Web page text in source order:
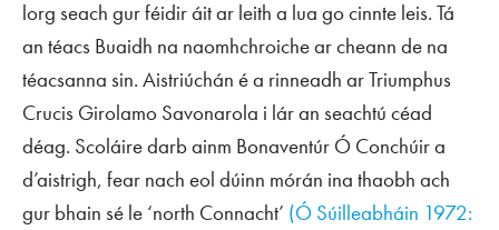
lorg seach gur féidir áit ar leith a lua go cinnte leis. Tá
an téacs Buaidh na naomhchroichear cheann de na
téacsanna sin. Aistriúchán é a rinneadh arTriumphus
Crucis Girolamo Savonarola i lár an seachtú céad
déag. Scoláire darb ainm Bonaventúr Ó Conchúir a
d’aistrigh, fear nach eol dúinn mórán ina thaobh ach
gur bhain sé le ‘north Connacht’ (Ó Súilleabháin 1972: